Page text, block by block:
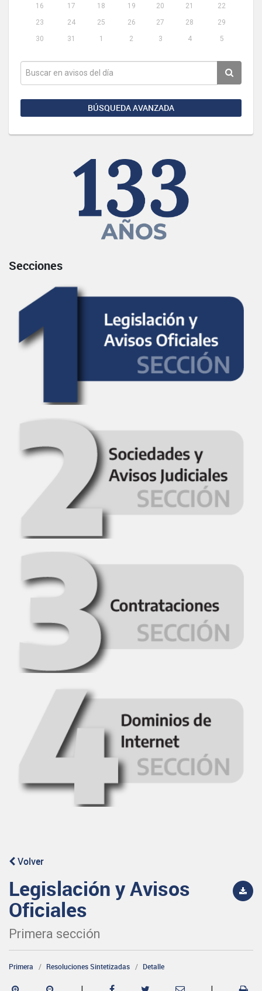
16
17 18 19 20 21
22
23
24 25 26 27 28
29
30
31 1 2 3 4 5
BÚSQUEDA AVANZADA
Secciones
Volver
Legislación y Avisos
Oficiales
Primera sección
Primera Resoluciones Sintetizadas Detalle